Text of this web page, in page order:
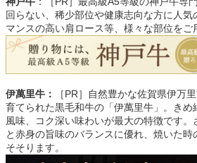
回らない、稀少部位や健康志向な方に人気
マンスの高い肩ロース等、様々な部位をご
伊萬里牛：
［PR］自然豊かな佐賀県伊万
育てられた黒毛和牛の「伊萬里牛」。き
風味、コク深い味わいが最大の特徴です
と赤身の旨味のバランスに優れ、焼いた
そそります。